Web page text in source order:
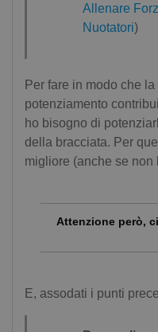
Allenare
Nuotatori)
Per fare in modo che
potenziamento
ho bisogno di
della bracciata. Per
migliore (anche se non
Attenzione però,
E, assodati i punti